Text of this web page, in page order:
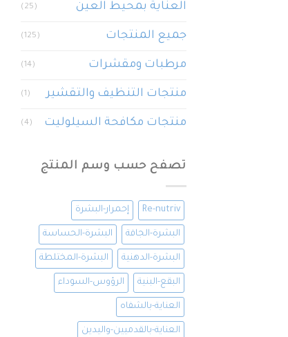
العناية بمحيط العين (25)
جميع المنتجات (125)
مرطبات ومقشرات (14)
منتجات التنظيف والتقشير (1)
منتجات مكافحة السيلوليت (4)
تصفح حسب وسم المنتج
Re-nutriv إحمرار-البشرة
البشرة-الجافة البشرة-الحساسة
البشرة-الدهنية البشرة-المختلطة
البقع-البنية الرؤوس-السوداء
العناية-بالشفاه
العناية-بالقدميين-واليدين